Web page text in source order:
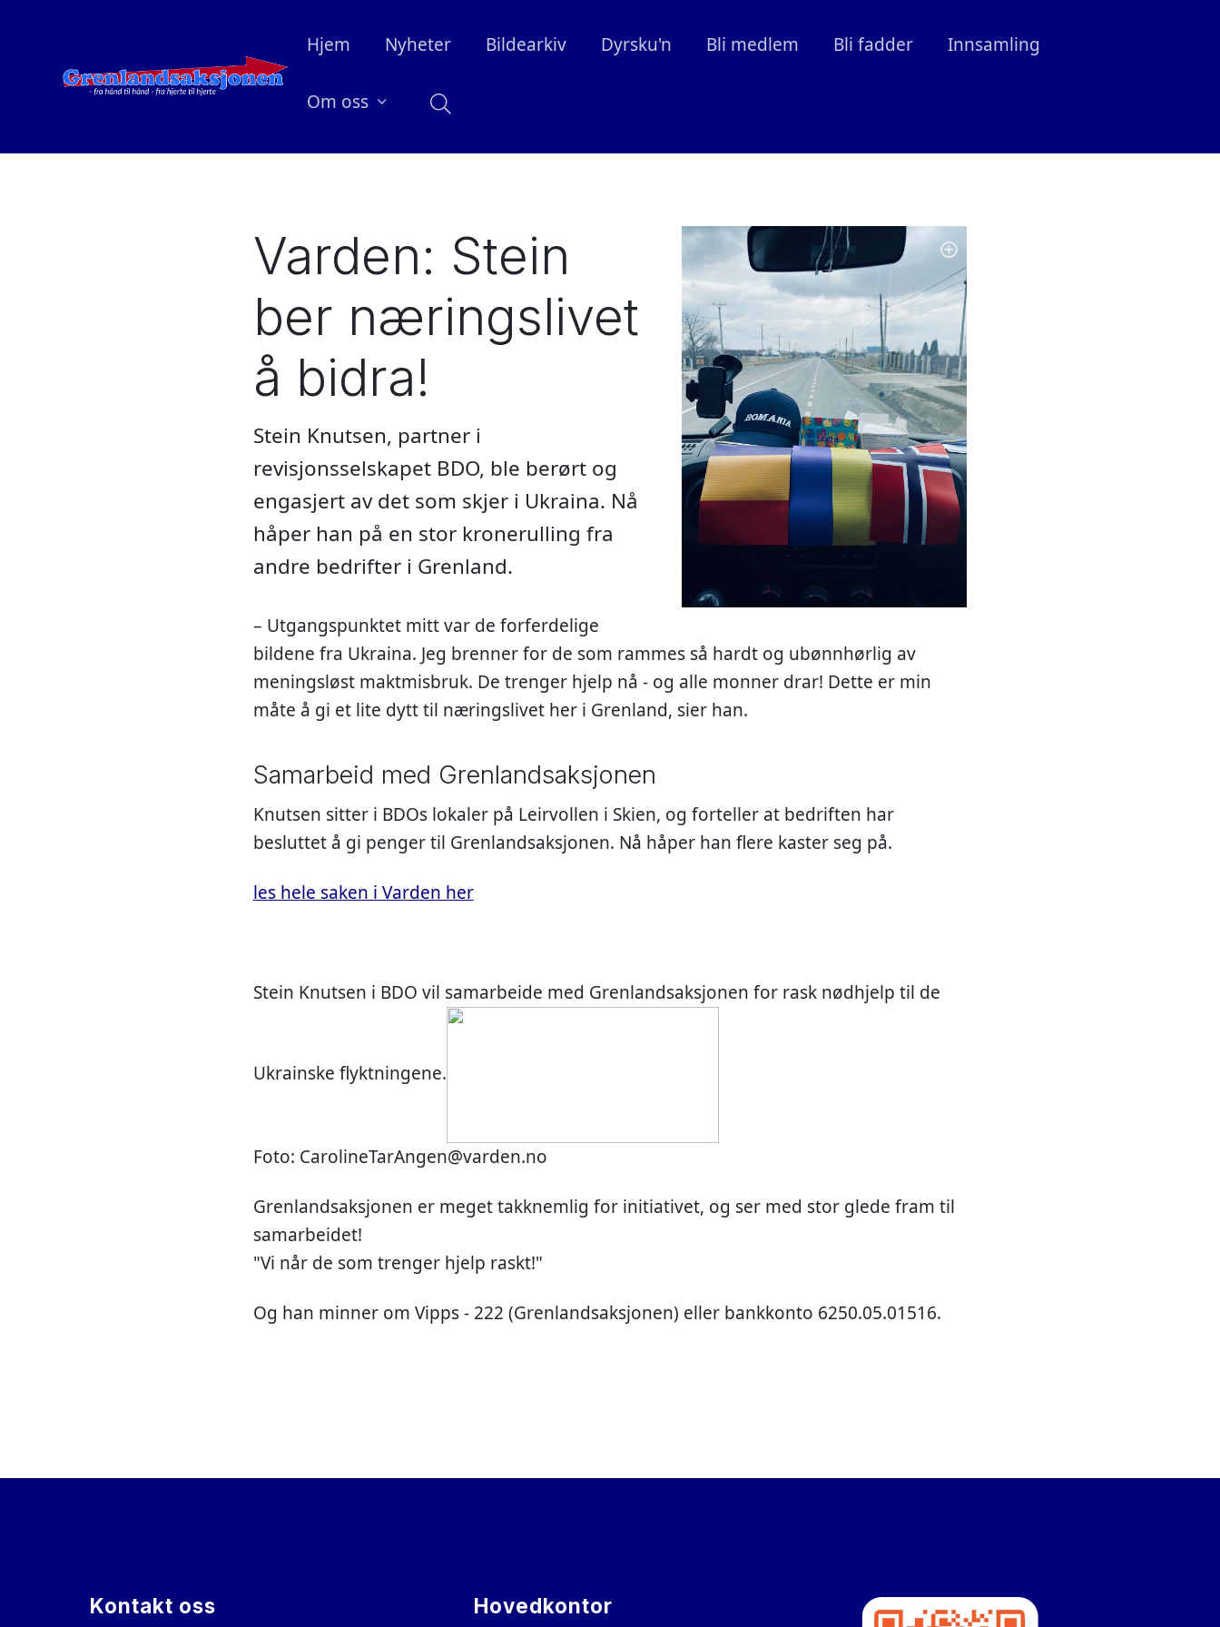
Hjem Nyheter Bildearkiv Dyrsku'n Bli medlem Bli fadder Innsamling
Om oss
Varden: Stein
ber næringslivet
å bidra!
Stein Knutsen, partner i
revisjonsselskapet BDO, ble berørt og
engasjert av det som skjer i Ukraina. Nå
håper han på en stor kronerulling fra
andre bedrifter i Grenland.
– Utgangspunktet mitt var de forferdelige
bildene fra Ukraina. Jeg brenner for de som rammes så hardt og ubønnhørlig av
meningsløst maktmisbruk. De trenger hjelp nå - og alle monner drar! Dette er min
måte å gi et lite dytt til næringslivet her i Grenland, sier han.
Samarbeid med Grenlandsaksjonen
Knutsen sitter i BDOs lokaler på Leirvollen i Skien, og forteller at bedriften har
besluttet å gi penger til Grenlandsaksjonen. Nå håper han flere kaster seg på.
les hele saken i Varden her
Stein Knutsen i BDO vil samarbeide med Grenlandsaksjonen for rask nødhjelp til de
Ukrainske flyktningene.
Foto: CarolineTarAngen@varden.no
Grenlandsaksjonen er meget takknemlig for initiativet, og ser med stor glede fram til
samarbeidet!
"Vi når de som trenger hjelp raskt!"
Og han minner om Vipps - 222 (Grenlandsaksjonen) eller bankkonto 6250.05.01516.
Kontakt oss Hovedkontor